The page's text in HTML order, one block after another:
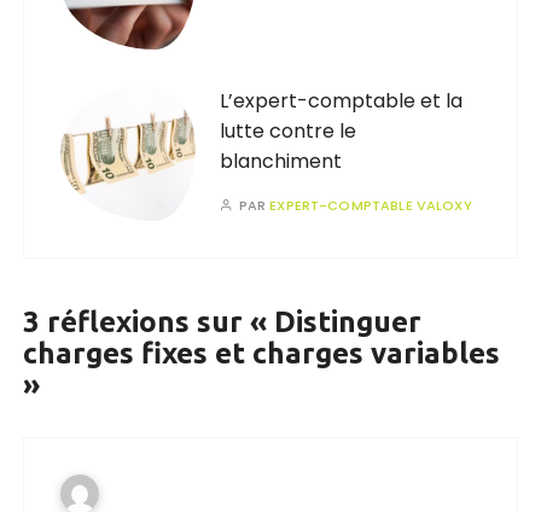
L’expert-comptable et la
lutte contre le
blanchiment
PAREXPERT-COMPTABLE VALOXY
3 réflexions sur « Distinguer
charges fixes et charges variables
»